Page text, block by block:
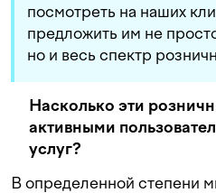
посмотреть на наших
предложить им не
но и весь спектр
Насколько эти
активными
услуг?
В определенной степени